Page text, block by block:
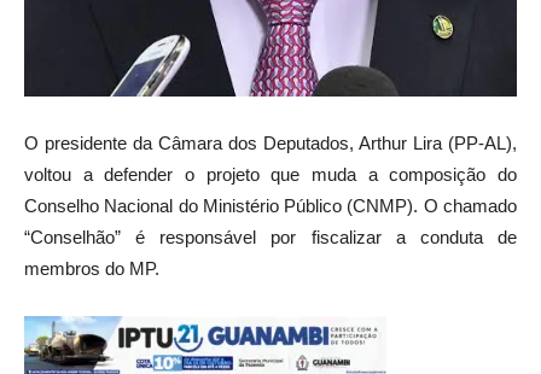
O presidente da Câmara dos Deputados, Arthur Lira (PP-AL),
voltou a defender o projeto que muda a composição do
Conselho Nacional do Ministério Público (CNMP). O chamado
“Conselhão” é responsável por fiscalizar a conduta de
membros do MP.